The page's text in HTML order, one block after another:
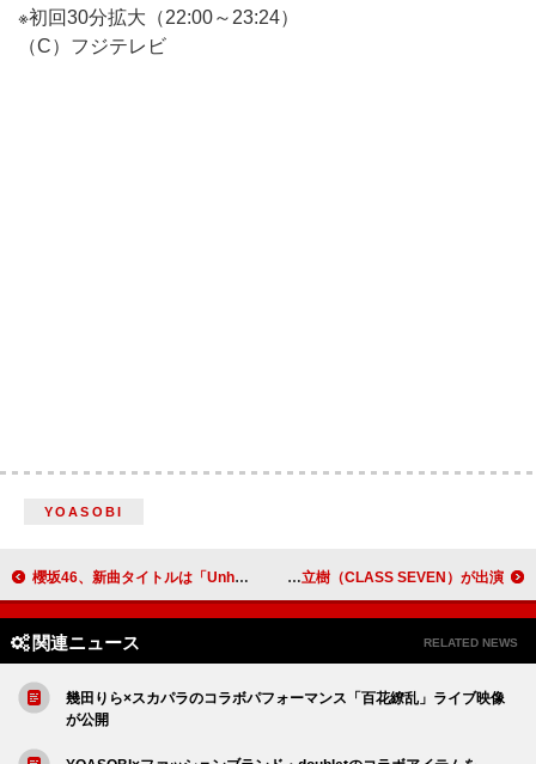
※初回30分拡大（22:00～23:24）
（C）フジテレビ
YOASOBI
櫻坂46、新曲タイトルは「Unhappy birthday構文」 Funky Diamond 18（錦織一清×パパイヤ鈴木）新曲MV、大東立樹（CLASS SEVEN）が出演
関連ニュース RELATED NEWS
幾田りら×スカパラのコラボパフォーマンス「百花繚乱」ライブ映像
が公開